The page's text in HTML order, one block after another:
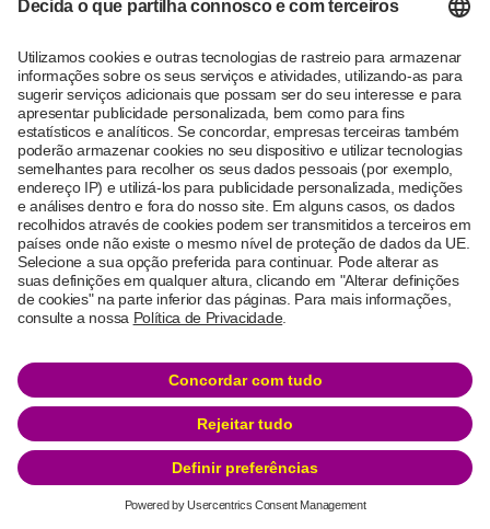
PT DE FR IT EN
© 2026 BANK-now
Declaração de Proteção de Dados e Termos de Utilização
Ficha técnica